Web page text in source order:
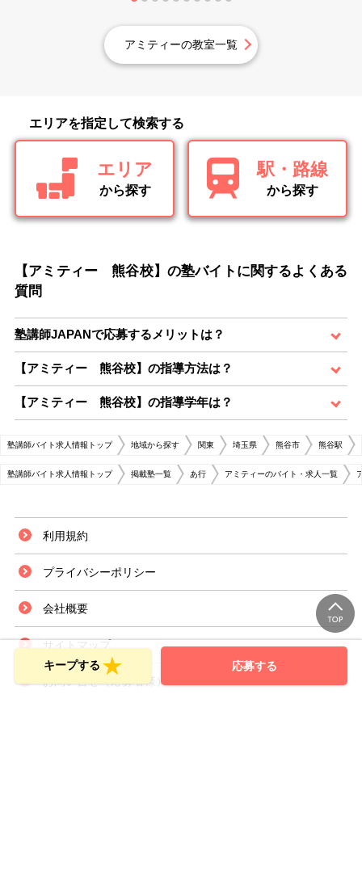
アミティーの教室一覧
エリアを指定して検索する
エリア
から探す
駅・路線
から探す
【アミティー 熊谷校】の塾バイトに関するよくある
質問
塾講師JAPANで応募するメリットは？
【アミティー 熊谷校】の指導方法は？
【アミティー 熊谷校】の指導学年は？
塾講師バイト求人情報トップ 地域から探す 関東 埼玉県 熊谷市 熊谷駅
塾講師バイト求人情報トップ 掲載塾一覧 あ行 アミティーのバイト・求人一覧
キープする 応募する
利用規約
プライバシーポリシー
会社概要
サイトマップ
お問い合せ（応募者様）